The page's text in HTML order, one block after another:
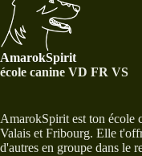
AmarokSpirit
école canine VD FR VS
AmarokSpirit est ton école
Valais et Fribourg. Elle
d'autres en groupe dans le